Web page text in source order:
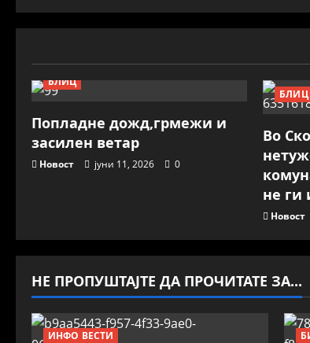
БЛИЦ
Попладне дожд,грмежи и
засилен ветар
Новост јуни 11, 2026 0
БЛИЦ
Во
не ги
Новост
НЕ ПРОПУШТАЈТЕ ДА ПРОЧИТАТЕ ЗА...
ИНФО ВЕСТИ